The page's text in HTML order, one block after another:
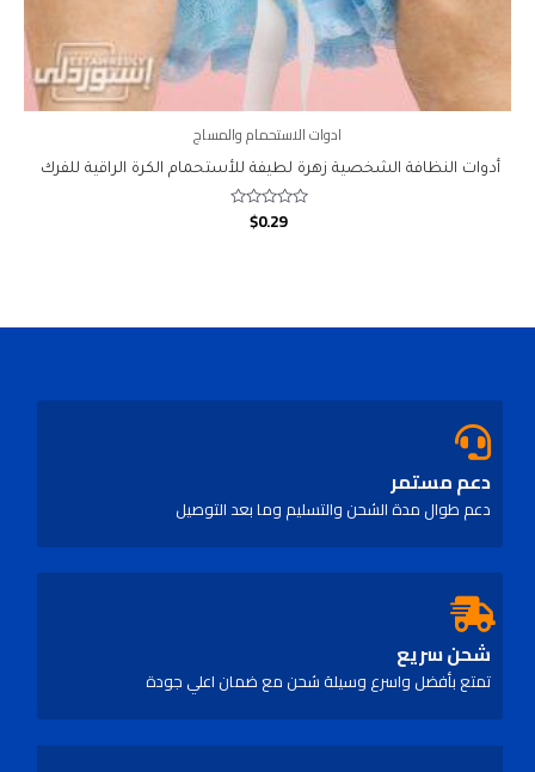
ادوات الاستحمام والمساج
أدوات النظافة الشخصية زهرة لطيفة للأستحمام الكرة الراقية للفرك
Rated
$0.29
دعم مستمر
دعم طوال مدة الشحن والتسليم وما بعد التوصيل
شحن سريع
تمتع بأفضل واسرع وسيلة شحن مع ضمان اعلي جودة